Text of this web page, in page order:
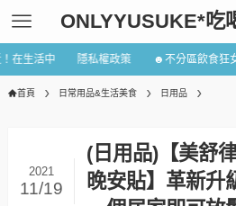
ONLYYUSUKE*吃
在生活中 隱私權政策 ☻不分區飲食狂
首頁 日常用品&生活美食 日用品
(日用品)【美舒
晚安貼】革新升
2021
11/19